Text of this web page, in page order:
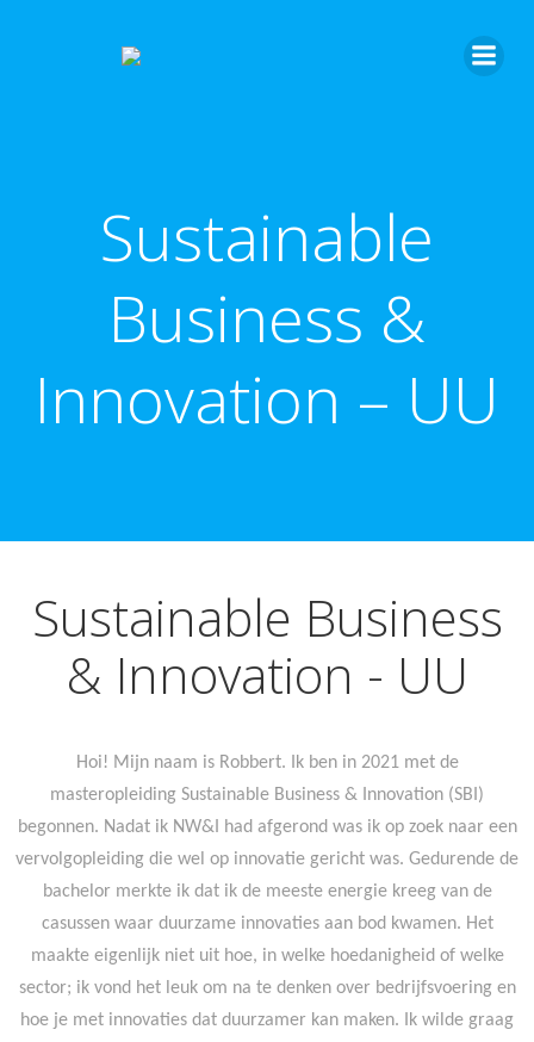
Sustainable
Business &
Innovation – UU
Sustainable Business
& Innovation - UU
Hoi! Mijn naam is Robbert. Ik ben in 2021 met de
masteropleiding Sustainable Business & Innovation (SBI)
begonnen. Nadat ik NW&I had afgerond was ik op zoek naar een
vervolgopleiding die wel op innovatie gericht was. Gedurende de
bachelor merkte ik dat ik de meeste energie kreeg van de
casussen waar duurzame innovaties aan bod kwamen. Het
maakte eigenlijk niet uit hoe, in welke hoedanigheid of welke
sector; ik vond het leuk om na te denken over bedrijfsvoering en
hoe je met innovaties dat duurzamer kan maken. Ik wilde graag